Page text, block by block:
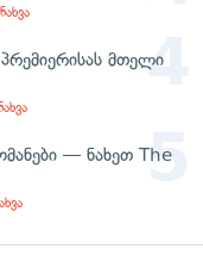
ნახვა
მთელი
— ნახეთ The